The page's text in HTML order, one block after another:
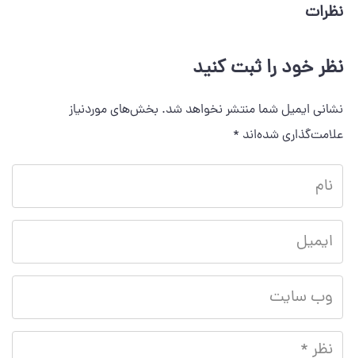
نظرات
نظر خود را ثبت کنید
نشانی ایمیل شما منتشر نخواهد شد. بخش‌های موردنیاز
علامت‌گذاری شده‌اند *